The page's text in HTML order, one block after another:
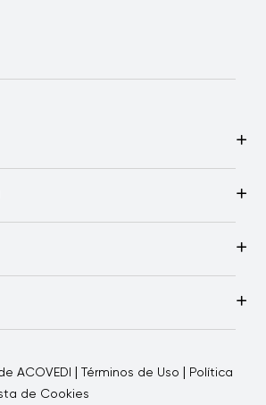
ElectrodomésticosCubiertos
TVRevista Royal PrestigePrograma
®Quienes SomosPolítica de
Cómo te apoyamosBlogs -
ACOVEDI |Términos de Uso | Política
de Cookies